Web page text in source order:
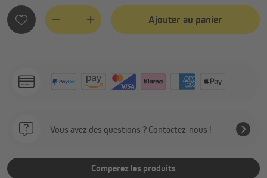
Ajouter au panier
Vous avez des questions ? Contactez-nous !
Comparez les produits